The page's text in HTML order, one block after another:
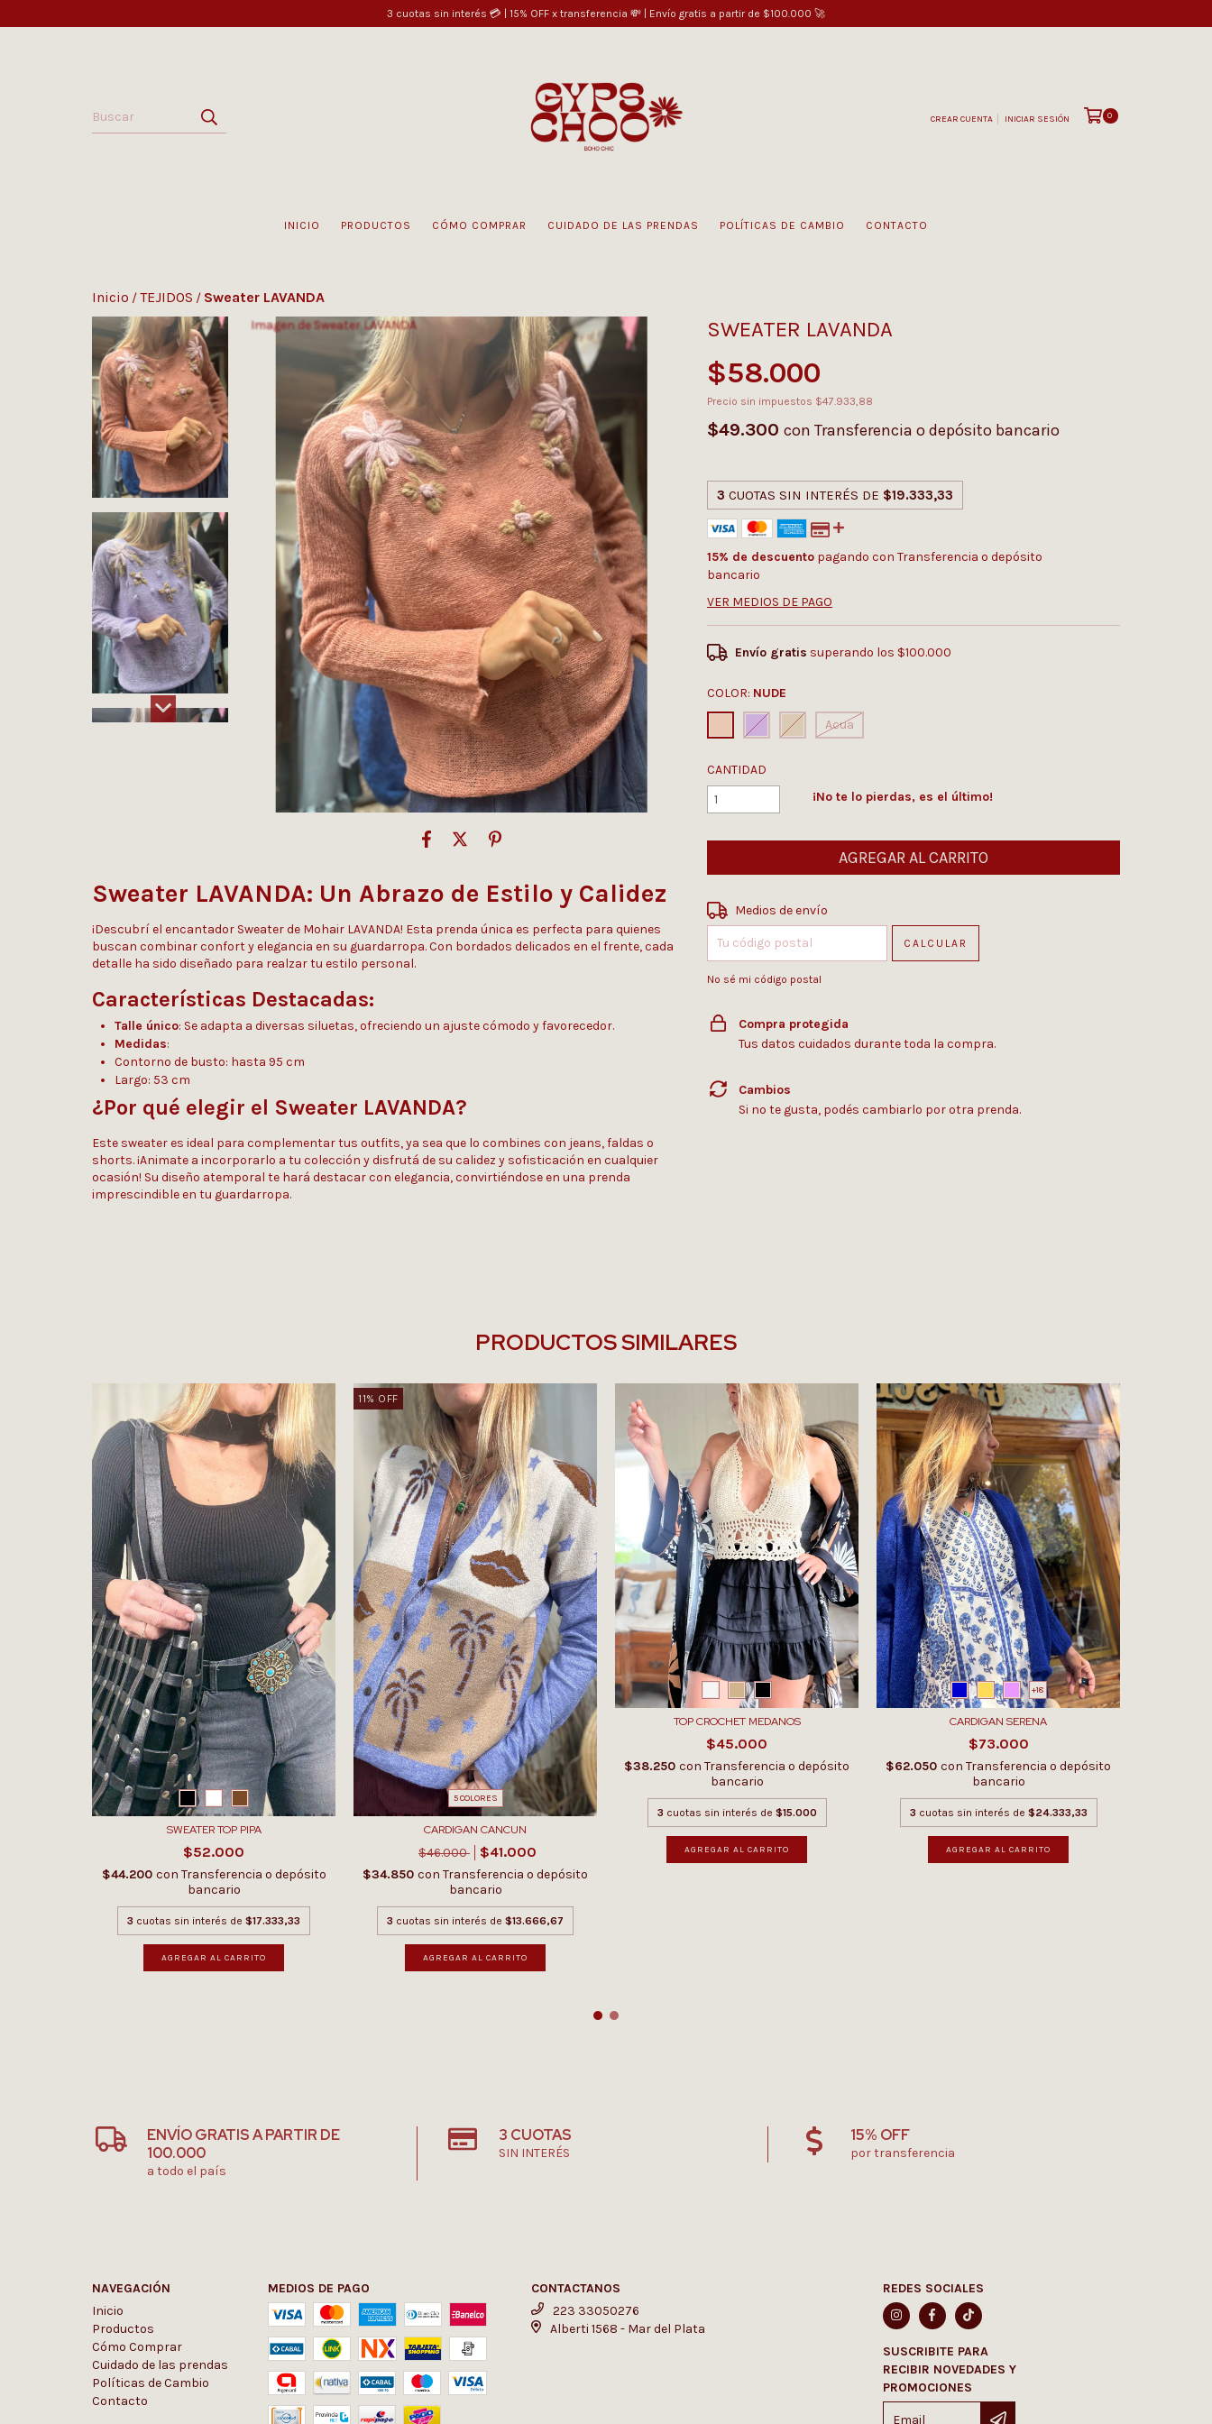
3 cuotas sin interés 💳 | 15% OFF x transferencia 💸 | Envío gratis a partir de $100.000 🚀
CREAR CUENTA INICIAR SESIÓN 0
INICIO PRODUCTOS CÓMO COMPRAR CUIDADO DE LAS PRENDAS POLÍTICAS DE CAMBIO CONTACTO
Inicio /TEJIDOS / Sweater LAVANDA
Sweater LAVANDA: Un Abrazo de Estilo y Calidez
¡Descubrí el encantador Sweater de Mohair LAVANDA! Esta prenda única es perfecta para quienes
buscan combinar confort y elegancia en su guardarropa. Con bordados delicados en el frente, cada
detalle ha sido diseñado para realzar tu estilo personal.
Características Destacadas:
Talle único: Se adapta a diversas siluetas, ofreciendo un ajuste cómodo y favorecedor.
Medidas:
Contorno de busto: hasta 95 cm
Largo: 53 cm
¿Por qué elegir el Sweater LAVANDA?
Este sweater es ideal para complementar tus outfits, ya sea que lo combines con jeans, faldas o
shorts. ¡Animate a incorporarlo a tu colección y disfrutá de su calidez y sofisticación en cualquier
ocasión! Su diseño atemporal te hará destacar con elegancia, convirtiéndose en una prenda
imprescindible en tu guardarropa.
SWEATER LAVANDA
$58.000
Precio sin impuestos $47.933,88
$49.300con Transferencia o depósito bancario
3 CUOTAS SIN INTERÉS DE $19.333,33
15% de descuento pagando con Transferencia o depósito
bancario
VER MEDIOS DE PAGO
Envío gratis superando los $100.000
COLOR: NUDE
Acua
CANTIDAD
¡No te lo pierdas, es el último!
Entregas para el CP:
Medios de envío
CALCULAR
No sé mi código postal
Compra protegida
Tus datos cuidados durante toda la compra.
Cambios
Si no te gusta, podés cambiarlo por otra prenda.
PRODUCTOS SIMILARES
SWEATER TOP PIPA
$52.000
$44.200 con Transferencia o depósito
bancario
3 cuotas sin interés de $17.333,33
AGREGAR AL CARRITO
11% OFF
5 COLORES
CARDIGAN CANCUN
$46.000 $41.000
$34.850 con Transferencia o depósito
bancario
3 cuotas sin interés de $13.666,67
AGREGAR AL CARRITO
TOP CROCHET MEDANOS
$45.000
$38.250 con Transferencia o depósito
bancario
3 cuotas sin interés de $15.000
AGREGAR AL CARRITO
+18
CARDIGAN SERENA
$73.000
$62.050 con Transferencia o depósito
bancario
3 cuotas sin interés de $24.333,33
AGREGAR AL CARRITO
ENVÍO GRATIS A PARTIR DE
100.000
a todo el país
3 CUOTAS
SIN INTERÉS
15% OFF
por transferencia
NAVEGACIÓN
Inicio
Productos
Cómo Comprar
Cuidado de las prendas
Políticas de Cambio
Contacto
MEDIOS DE PAGO
CONTACTANOS
223 33050276
Alberti 1568 - Mar del Plata
REDES SOCIALES
SUSCRIBITE PARA
RECIBIR NOVEDADES Y
PROMOCIONES